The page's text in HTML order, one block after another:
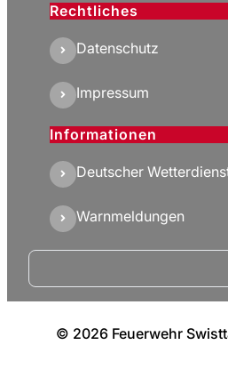
Rechtliches
Datenschutz
Impressum
Informationen
Deutscher
Warnmeldungen
Suchen
© 2026 Feuerwehr